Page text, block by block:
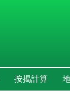
按揭計算